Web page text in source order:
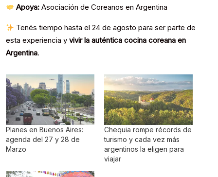
Apoya: Asociación de Coreanos en Argentina
Tenés tiempo hasta el 24 de agosto para ser parte de
esta experiencia y vivir la auténtica cocina coreana en
Argentina.
Planes en Buenos Aires:
agenda del 27 y 28 de
Marzo
Chequia rompe récords de
turismo y cada vez más
argentinos la eligen para
viajar